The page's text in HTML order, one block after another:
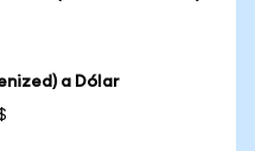
a Dólar